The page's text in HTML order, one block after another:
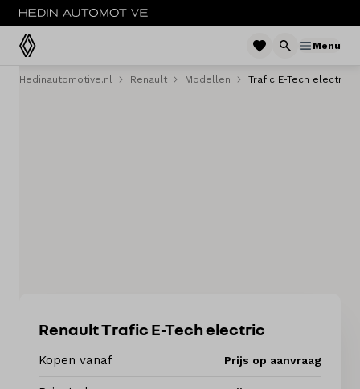
Menu
Menu
Zakelijke lease
Hedinautomotive.nl Renault Modellen Trafic E-Tech electric
Renault Trafic E-Tech electric
Kopen vanaf Prijs op aanvraag